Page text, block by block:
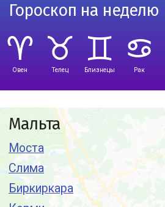
Гороскоп на неделю
Овен Телец Близнецы Рак
Мальта
Моста
Слима
Биркиркара